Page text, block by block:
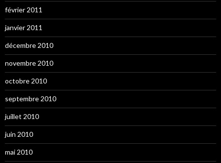
février 2011
janvier 2011
décembre 2010
novembre 2010
octobre 2010
septembre 2010
juillet 2010
juin 2010
mai 2010